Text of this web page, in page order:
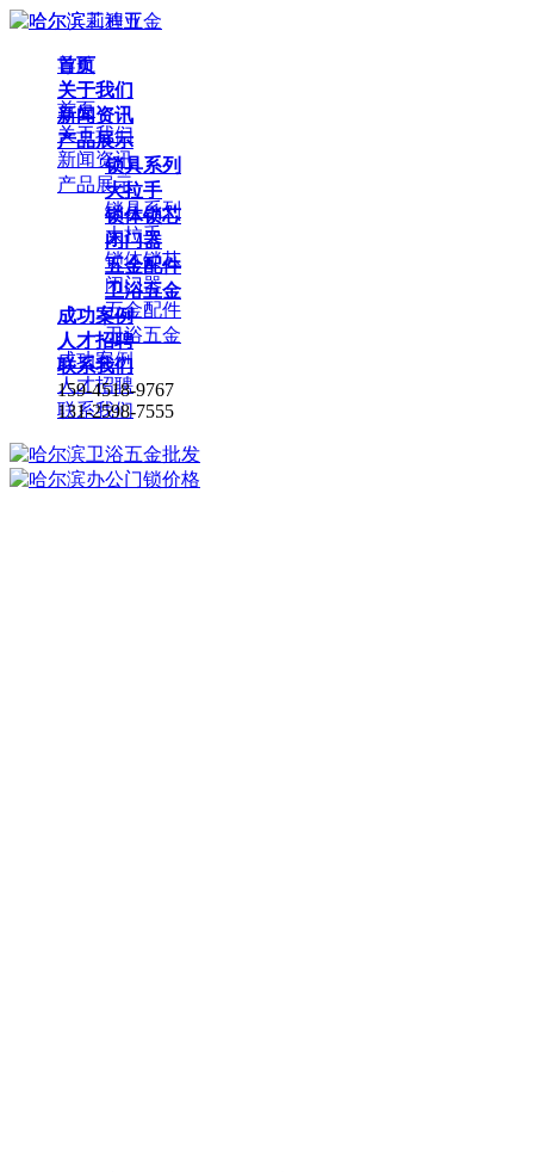
首页
关于我们
新闻资讯
产品展示
锁具系列
大拉手
锁体锁芯
闭门器
五金配件
卫浴五金
成功案例
人才招聘
联系我们
159-4518-9767
131-2598-7555
导航
首页
关于我们
新闻资讯
产品展示
锁具系列
大拉手
锁体锁芯
闭门器
五金配件
卫浴五金
成功案例
人才招聘
联系我们